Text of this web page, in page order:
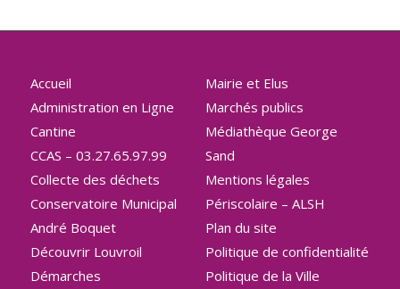
Accueil
Administration en Ligne
Cantine
CCAS – 03.27.65.97.99
Collecte des déchets
Conservatoire Municipal
André Boquet
Découvrir Louvroil
Démarches
Mairie et Elus
Marchés publics
Médiathèque George
Sand
Mentions légales
Périscolaire – ALSH
Plan du site
Politique de confidentialité
Politique de la Ville